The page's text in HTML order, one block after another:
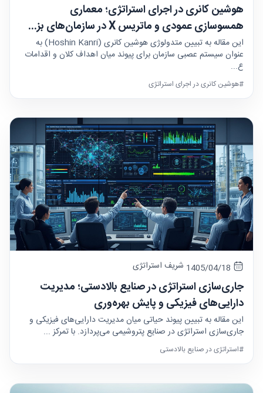
هوشین کانری در اجرای استراتژی؛ معماری
همسوسازی عمودی و ماتریس X در سازمان‌های بز...
این مقاله به تبیین متدولوژی هوشین کانری (Hoshin Kanri) به
عنوان سیستم عصبی سازمان برای پیوند میان اهداف کلان و اقدامات
ع...
#هوشین کانری در اجرای استراتژی
شریف استراتژی
جاری‌سازی استراتژی در صنایع بالادستی؛ مدیریت
دارایی‌های فیزیکی و پایش بهره‌وری
این مقاله به تبیین پیوند حیاتی میان مدیریت دارایی‌های فیزیکی و
جاری‌سازی استراتژی در صنایع پتروشیمی می‌پردازد. با تمرکز ...
#استراتژی در صنایع بالادستی